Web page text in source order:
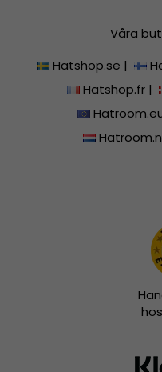
Våra
Hatshop.se |
Hatshop.fr|